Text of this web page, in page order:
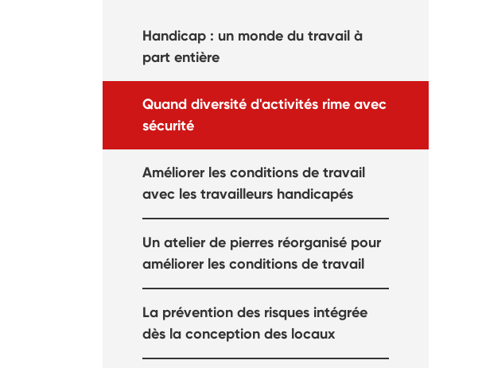
Handicap : un monde du travail à
part entière
Quand diversité d'activités rime avec
sécurité
Améliorer les conditions de travail
avec les travailleurs handicapés
Un atelier de pierres réorganisé pour
améliorer les conditions de travail
La prévention des risques intégrée
dès la conception des locaux